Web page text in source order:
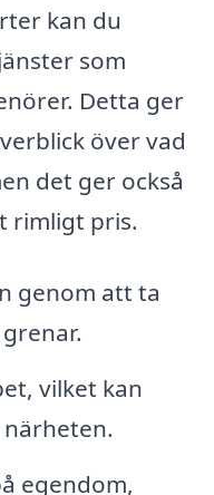
kan du
som
Detta ger
över vad
det ger också
rimligt pris.
genom att ta
vilket kan
egendom,